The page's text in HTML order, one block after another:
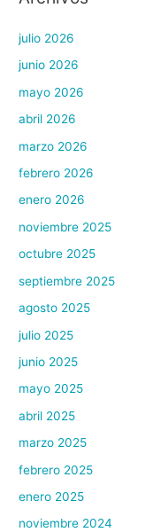
julio 2026
junio 2026
mayo 2026
abril 2026
marzo 2026
febrero 2026
enero 2026
noviembre 2025
octubre 2025
septiembre 2025
agosto 2025
julio 2025
junio 2025
mayo 2025
abril 2025
marzo 2025
febrero 2025
enero 2025
noviembre 2024